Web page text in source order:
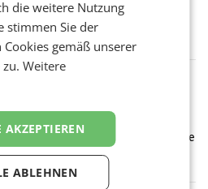
MAILAND/AMSTERDAM. Der
ProSiebenSat.1 hat im
gemacht und die
deutlich übertroffen.
informieren am POS über
gesamten August hinweg rücken die
Austria AG (ARA) und der
Müller die Initiative
Helden“ in allen österreichischen
die weitere Nutzung
stimmen Sie der
gemäß unserer
zu.Weitere
AKZEPTIEREN
ABLEHNEN